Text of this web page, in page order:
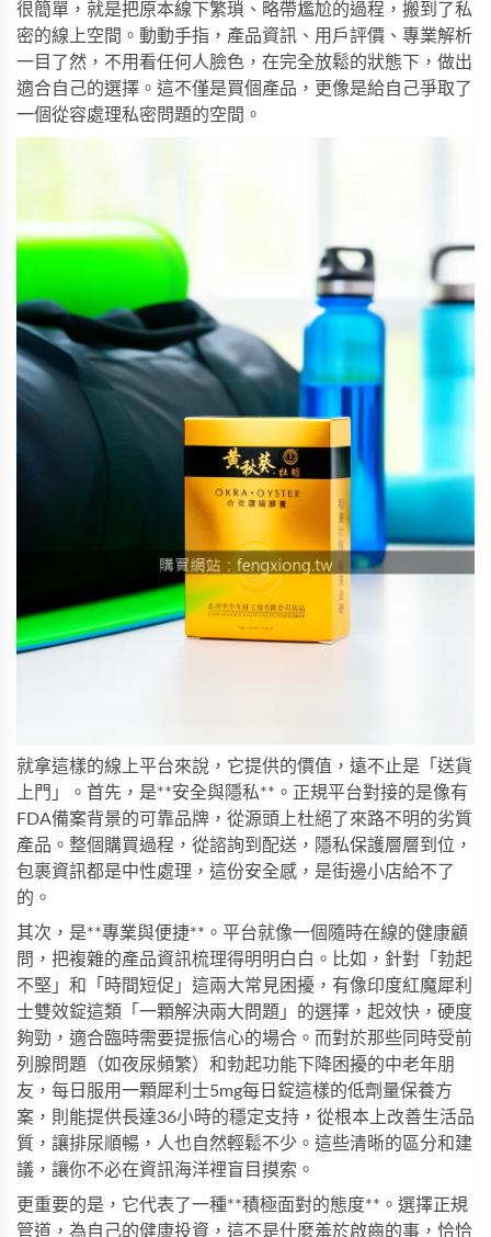
很簡單，就是把原本線下繁瑣、略帶尷尬的過程，搬到了私
密的線上空間。動動手指，產品資訊、用戶評價、專業解析
一目了然，不用看任何人臉色，在完全放鬆的狀態下，做出
適合自己的選擇。這不僅是買個產品，更像是給自己爭取了
一個從容處理私密問題的空間。
就拿這樣的線上平台來說，它提供的價值，遠不止是「送貨
上門」。首先，是**安全與隱私**。正規平台對接的是像有
FDA備案背景的可靠品牌，從源頭上杜絕了來路不明的劣質
產品。整個購買過程，從諮詢到配送，隱私保護層層到位，
包裹資訊都是中性處理，這份安全感，是街邊小店給不了
的。
其次，是**專業與便捷**。平台就像一個隨時在線的健康顧
問，把複雜的產品資訊梳理得明明白白。比如，針對「勃起
不堅」和「時間短促」這兩大常見困擾，有像印度紅魔犀利
士雙效錠這類「一顆解決兩大問題」的選擇，起效快，硬度
夠勁，適合臨時需要提振信心的場合。而對於那些同時受前
列腺問題（如夜尿頻繁）和勃起功能下降困擾的中老年朋
友，每日服用一顆犀利士5mg每日錠這樣的低劑量保養方
案，則能提供長達36小時的穩定支持，從根本上改善生活品
質，讓排尿順暢，人也自然輕鬆不少。這些清晰的區分和建
議，讓你不必在資訊海洋裡盲目摸索。
更重要的是，它代表了一種**積極面對的態度**。選擇正規
管道，為自己的健康投資，這不是什麼羞於啟齒的事，恰恰